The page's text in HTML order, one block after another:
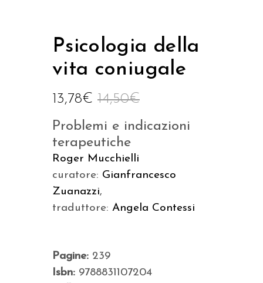
Psicologia della
vita coniugale
14,50€
13,78€
Problemi e indicazioni
terapeutiche
Roger Mucchielli
curatore: Gianfrancesco
Zuanazzi,
traduttore: Angela Contessi
Pagine: 239
Isbn: 9788831107204